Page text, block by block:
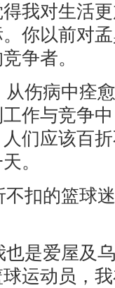
我对生活
你以前对
争者。
伤病中痊
作与竞争
们应该百
。
扣的篮球
是爱屋及
运动员，